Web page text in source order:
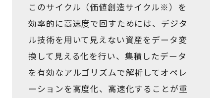
このサイクル（価値創造サイクル※）を
効率的に高速度で回すためには、デジタ
ル技術を用いて見えない資産をデータ変
換して見える化を行い、集積したデータ
を有効なアルゴリズムで解析してオペレ
ーションを高度化、高速化することが重